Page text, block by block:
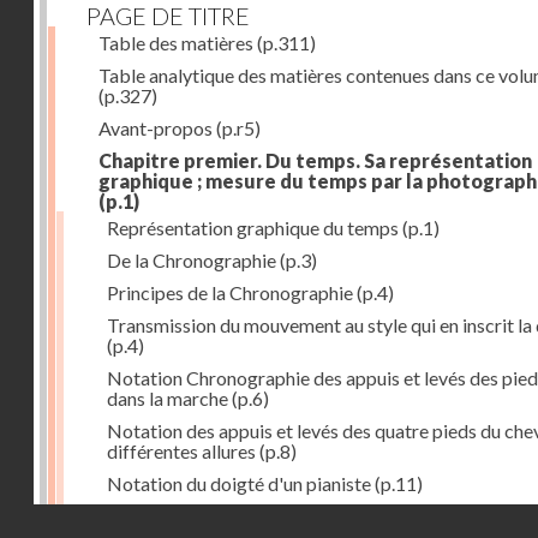
PAGE DE TITRE
Table des matières (p.311)
Table analytique des matières contenues dans ce
(p.327)
Avant-propos (p.r5)
Chapitre premier. Du temps. Sa représentation
graphique ; mesure du temps par la
(p.1)
Représentation graphique du temps (p.1)
De la Chronographie(p.3)
Principes de la Chronographie(p.4)
Transmission du mouvement au style qui en inscrit la
(p.4)
Notation Chronographie des appuis et levés des
dans la marche(p.6)
Notation des appuis et levés des quatre pieds du
différentes allures (p.8)
Notation du doigté d'un pianiste(p.11)